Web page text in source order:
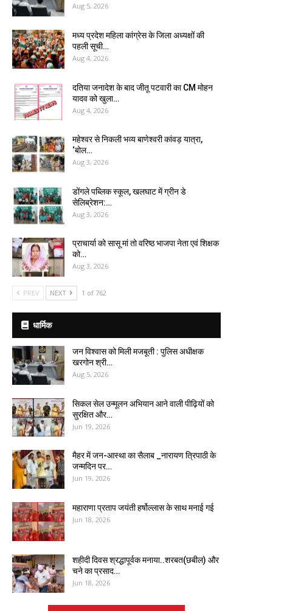
Aug 5, 2026
मध्य प्रदेश महिला कांग्रेस के जिला अध्यक्षों की
पहली सूची…
Aug 4, 2026
दतिया जनादेश के बाद जीतू पटवारी का CM मोहन
यादव को खुला…
Aug 4, 2026
महेश्वर से निकली भव्य बाणेश्वरी कांवड़ यात्रा,
‘बोल…
Aug 3, 2026
डोंगले पब्लिक स्कूल, खलघाट में ग्रीन डे
सेलिब्रेशन:…
Aug 3, 2026
प्राचार्या को सासू मां तो वरिष्ठ भाजपा नेता एवं शिक्षक
को…
Aug 3, 2026
PREV NEXT 1 of 762
धार्मिक
जन विश्वास को मिली मजबूती : पुलिस अधीक्षक
खरगोन श्री…
Aug 5, 2026
सिकल सेल उन्मूलन अभियान आने वाली पीढ़ियों को
सुरक्षित और…
Jun 19, 2026
मैहर में जन-आस्था का सैलाब _नारायण त्रिपाठी के
जन्मदिन पर…
Jun 19, 2026
महाराणा प्रताप जयंती हर्षोल्लास के साथ मनाई गई
Jun 18, 2026
शहीदी दिवस श्रद्धापूर्वक मनाया..शरबत(छबील) और
चने का प्रसाद…
Jun 18, 2026